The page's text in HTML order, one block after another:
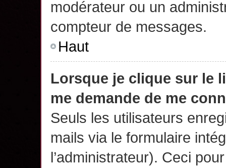
modérateur ou un
compteur de messages.
Haut
Lorsque je clique sur le
me demande de me
Seuls les utilisateurs
mails via le formulaire
l’administrateur). Ceci